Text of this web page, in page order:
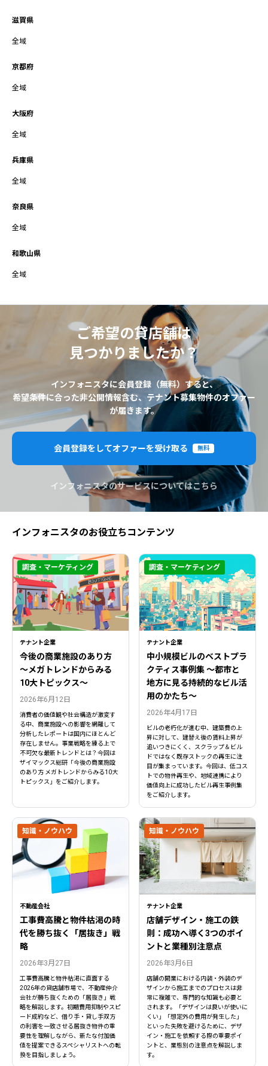
滋賀県
全域
京都府
全域
大阪府
全域
兵庫県
全域
奈良県
全域
和歌山県
全域
ご希望の貸店舗は
見つかりましたか？
インフォニスタに会員登録（無料）すると、
希望条件に合った非公開情報含む、テナント募集物件のオファー
が届きます。
会員登録をしてオファーを受け取る 無料
インフォニスタのサービスについてはこちら
インフォニスタのお役立ちコンテンツ
テナント企業
今後の商業施設のあり方
〜メガトレンドからみる
10大トピックス〜
2026年6月12日
消費者の価値観や社会構造が激変す
る中、商業施設への影響を網羅して
分析したレポートは国内にほとんど
存在しません。事業戦略を練る上で
不可欠な最新トレンドとは？今回は
ザイマックス総研「今後の商業施設
のあり方 メガトレンドからみる10大
トピックス」をご紹介します。
調査・マーケティング
テナント企業
中小規模ビルのベストプラ
クティス事例集 ～都市と
地方に見る持続的なビル活
用のかたち～
2026年4月17日
ビルの老朽化が進む中、建築費の上
昇に対して、建替え後の賃料上昇が
追いつきにくく、スクラップ＆ビル
ドではなく既存ストックの再生に注
目が集まっています。今回は、低コス
トでの物件再生や、地域連携により
価値向上に成功したビル再生事例集
をご紹介します。
調査・マーケティング
不動産会社
工事費高騰と物件枯渇の時
代を勝ち抜く「居抜き」戦
略
2026年3月27日
工事費高騰と物件枯渇に直面する
2026年の貸店舗市場で、不動産仲介
会社が勝ち抜くための「居抜き」戦
略を解説します。初期費用抑制やスピ
ード成約など、借り手・貸し手双方
の利害を一致させる居抜き物件の重
要性を理解しながら、新たな付加価
値を提案できるスペシャリストへの転
換を目指しましょう。
知識・ノウハウ
テナント企業
店舗デザイン・施工の鉄
則：成功へ導く3つのポイ
ントと業種別注意点
2026年3月6日
店舗の開業における内装・外装のデ
ザインから施工までのプロセスは非
常に複雑で、専門的な知識も必要と
されます。「デザインは良いが使いに
くい」「想定外の費用が発生した」
といった失敗を避けるために、デザ
イン・施工を依頼する際の重要ポイ
ントと、業態別の注意点を解説しま
す。
知識・ノウハウ